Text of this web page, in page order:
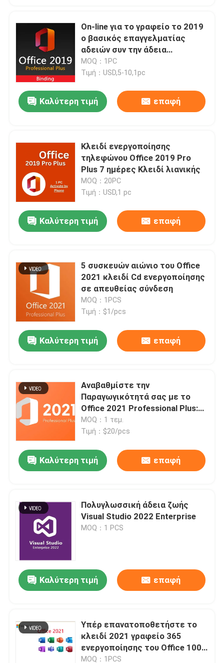
Προϊόντα
Σχετικά με εμάς
Έλεγχος ποιότητας
Επικοινωνήστε μαζί μας
Ειδήσεις
Ζητήστε μια προσφορά
Αγοράστε το Office 2024
επαγγελματίας γραφείων 2021 συν
On-line για το γραφείο το 2019
ο βασικός επαγγελματίας
αδειών συν την άδεια
μεταφορτώνει την
ενεργοποίηση
MOQ：1PC
Τιμή：USD,5-10,1pc
Καλύτερη τιμή επαφή
Κλειδί ενεργοποίησης
τηλεφώνου Office 2019 Pro
Plus 7 ημέρες Κλειδί λιανικής
MOQ：20PC
Τιμή：USD,1 pc
Καλύτερη τιμή επαφή
5 συσκευών αιώνιο του Office
2021 κλειδί Cd ενεργοποίησης
σε απευθείας σύνδεση
MOQ：1PCS
Τιμή：$1/pcs
Καλύτερη τιμή επαφή
Αναβαθμίστε την
Παραγωγικότητά σας με το
Office 2021 Professional Plus:
Βελτιωμένα Εργαλεία για 5
Συσκευές
MOQ：1 τεμ.
Τιμή：$20/pcs
Καλύτερη τιμή επαφή
Πολυγλωσσική άδεια ζωής
Visual Studio 2022 Enterprise
MOQ：1 PCS
Καλύτερη τιμή επαφή
Υπέρ επανατοποθετήστε το
κλειδί 2021 γραφείο 365
ενεργοποίησης του Office 100%
άδεια
MOQ：1PCS